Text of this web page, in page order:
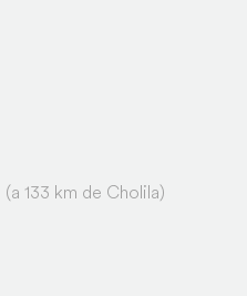
(a 133 km de Cholila)